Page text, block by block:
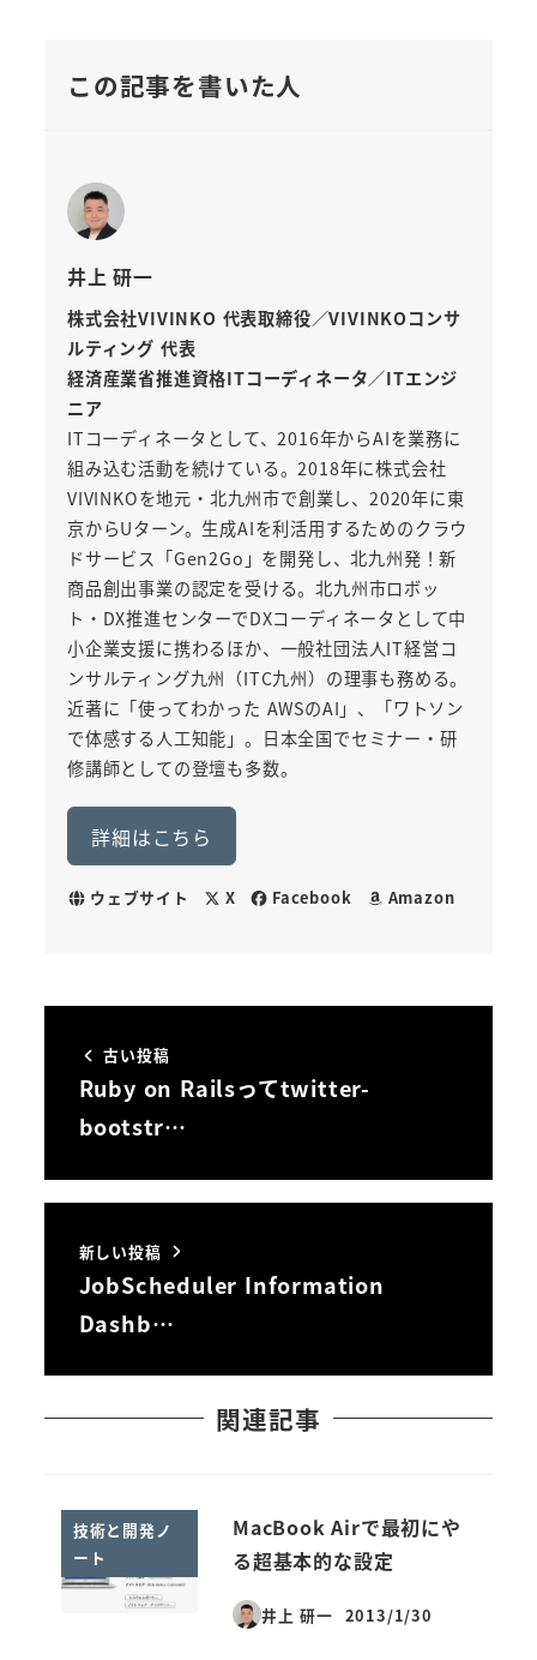
この記事を書いた人
井上 研一
株式会社VIVINKO 代表取締役／VIVINKOコンサ
ルティング 代表
経済産業省推進資格ITコーディネータ／ITエンジ
ニア
ITコーディネータとして、2016年からAIを業務に
組み込む活動を続けている。2018年に株式会社
VIVINKOを地元・北九州市で創業し、2020年に東
京からUターン。生成AIを利活用するためのクラウ
ドサービス「Gen2Go」を開発し、北九州発！新
商品創出事業の認定を受ける。北九州市ロボッ
ト・DX推進センターでDXコーディネータとして中
小企業支援に携わるほか、一般社団法人IT経営コ
ンサルティング九州（ITC九州）の理事も務める。
近著に「使ってわかった AWSのAI」、「ワトソン
で体感する人工知能」。日本全国でセミナー・研
修講師としての登壇も多数。
詳細はこちら
ウェブサイト X Facebook Amazon
古い投稿
Ruby on Railsってtwitter-
bootstr…
新しい投稿
JobScheduler Information
Dashb…
関連記事
技術と開発ノ
ート
MacBook Airで最初にや
る超基本的な設定
井上 研一
投稿日
2013/1/30